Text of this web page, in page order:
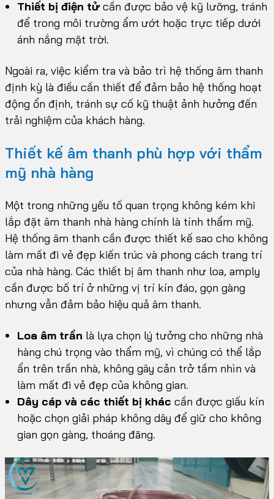
Thiết bị điện tửcần được bảo vệ kỹ lưỡng, tránh
để trong môi trường ẩm ướt hoặc trực tiếp dưới
ánh nắng mặt trời.
Ngoài ra, việc kiểm tra và bảo trì hệ thống âm thanh
định kỳ là điều cần thiết để đảm bảo hệ thống hoạt
động ổn định, tránh sự cố kỹ thuật ảnh hưởng đến
trải nghiệm của khách hàng.
Thiết kế âm thanh phù hợp với thẩm
mỹ nhà hàng
Một trong những yếu tố quan trọng không kém khi
lắp đặt âm thanh nhà hàng chính là tính thẩm mỹ.
Hệ thống âm thanh cần được thiết kế sao cho không
làm mất đi vẻ đẹp kiến trúc và phong cách trang trí
của nhà hàng. Các thiết bị âm thanh như loa, amply
cần được bố trí ở những vị trí kín đáo, gọn gàng
nhưng vẫn đảm bảo hiệu quả âm thanh.
Loa âm trần là lựa chọn lý tưởng cho những nhà
hàng chú trọng vào thẩm mỹ, vì chúng có thể lắp
ẩn trên trần nhà, không gây cản trở tầm nhìn và
làm mất đi vẻ đẹp của không gian.
Dây cáp và các thiết bị khác cần được giấu kín
hoặc chọn giải pháp không dây để giữ cho không
gian gọn gàng, thoáng đãng.